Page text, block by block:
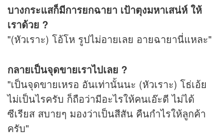
บางกระแสก็มีการยกฉายา เป้าตุงมหาเสน่ห์ ให้
เราด้วย ?
"(หัวเราะ) โอ้โห รูปไม่อายเลย อายฉายานี่แหละ"
กลายเป็นจุดขายเราไปเลย ?
"เป็นจุดขายเหรอ อันเท่านั้นนะ (หัวเราะ) โธ่เอ้ย
ไม่เป็นไรครับ ก็ถือว่ามีอะไรให้คนเอ๊ะดี ไม่ได้
ซีเรียส สบายๆ มองว่าเป็นสีสัน คืนกำไรให้ลูกค้า
ครับ"